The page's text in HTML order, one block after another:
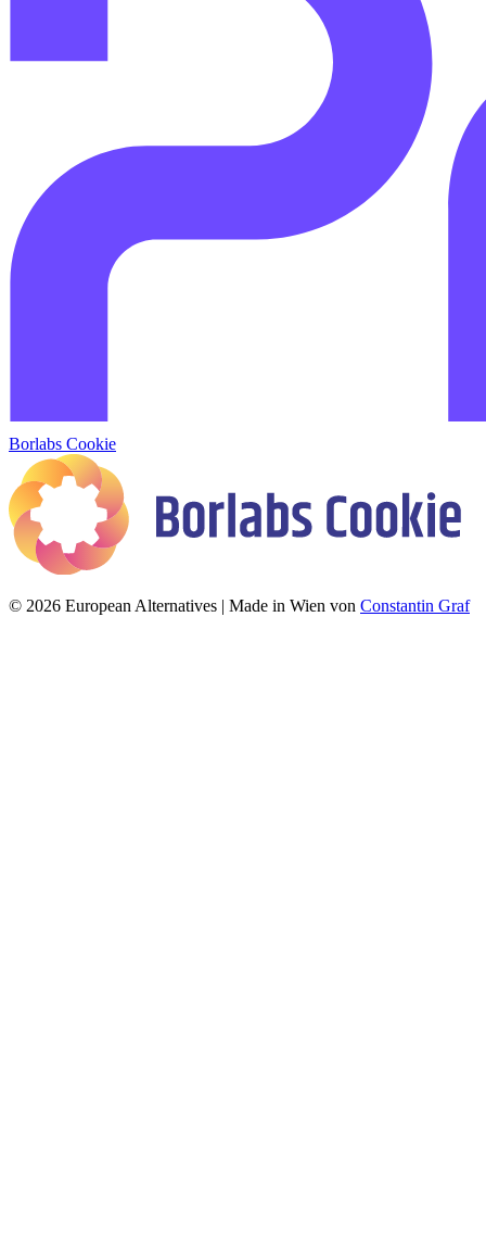
Borlabs Cookie
© 2026 European Alternatives | Made in Wien von Constantin Graf